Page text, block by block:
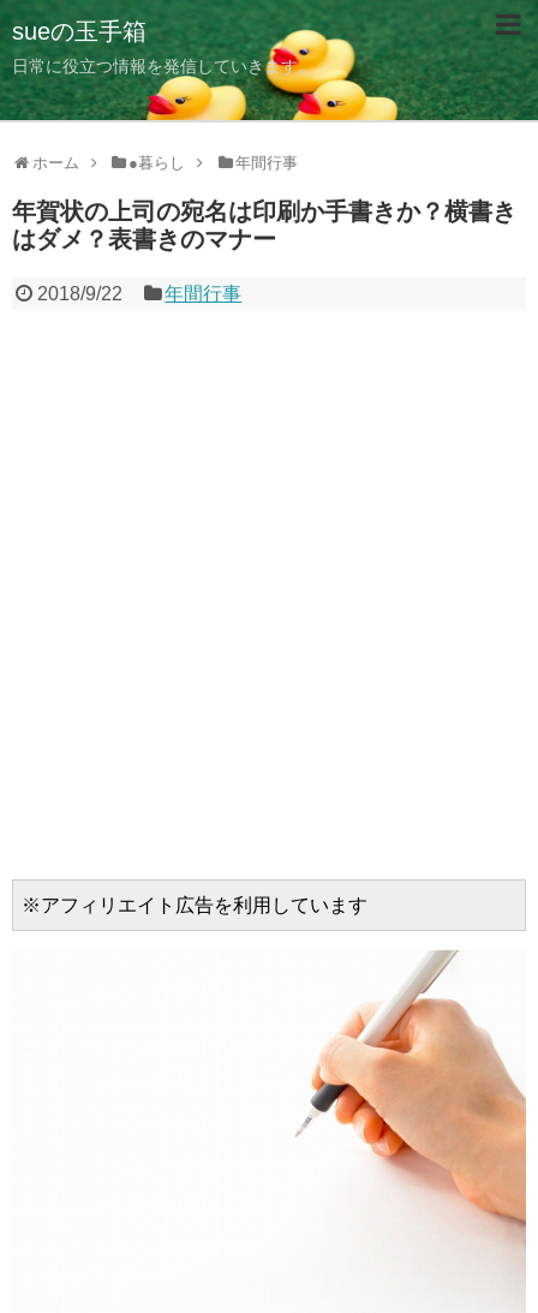
sueの玉手箱
日常に役立つ情報を発信していきます。
ホーム ●暮らし 年間行事
年賀状の上司の宛名は印刷か手書きか？横書き
はダメ？表書きのマナー
2018/9/22 年間行事
※アフィリエイト広告を利用しています